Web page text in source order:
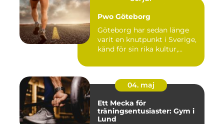
Pwo Göteborg
Göteborg har sedan länge
varit en knutpunkt i Sverige,
känd för sin rika kultur,...
04. maj
Ett Mecka för
träningsentusiaster: Gym i
Lund